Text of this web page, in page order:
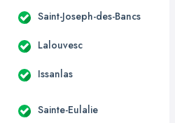
Saint-Joseph-des-Bancs
Lalouvesc
Issanlas
Sainte-Eulalie